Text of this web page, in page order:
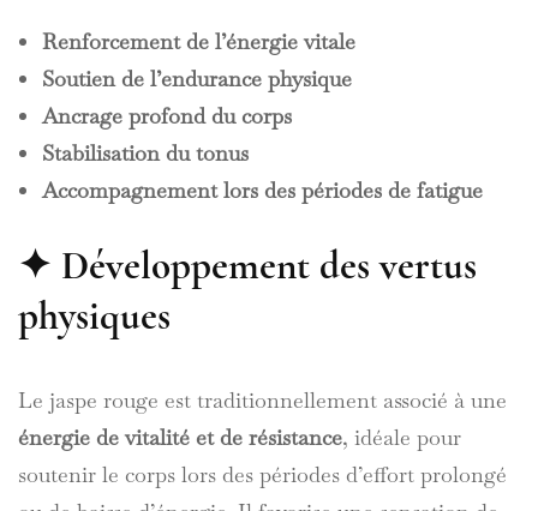
Renforcement de l’énergie vitale
Soutien de l’endurance physique
Ancrage profond du corps
Stabilisation du tonus
Accompagnement lors des périodes de fatigue
✦ Développement des vertus
physiques
Le jaspe rouge est traditionnellement associé à une
énergie de vitalité et de résistance, idéale pour
soutenir le corps lors des périodes d’effort prolongé